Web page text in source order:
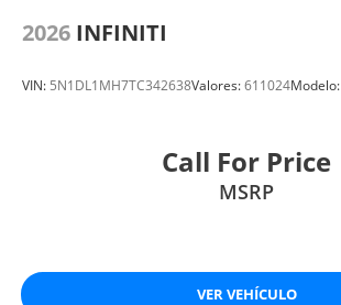
2026 INFINITI
VIN: 5N1DL1MH7TC342638Valores:611024Modelo:
Call For Price
MSRP
VER VEHÍCULO